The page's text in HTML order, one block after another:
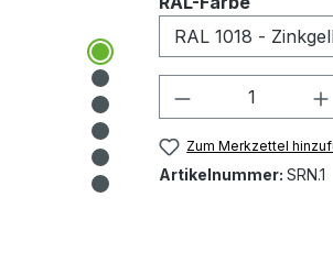
Produkt
Zum Merkzettel
Artikelnummer: SRN.1